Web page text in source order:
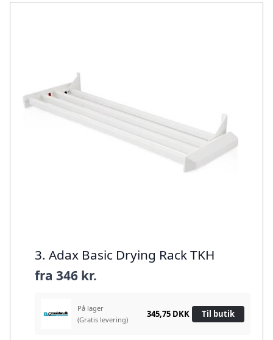
3. Adax Basic Drying Rack TKH
fra 346 kr.
På lager
(Gratis levering)
345,75 DKK Til butik